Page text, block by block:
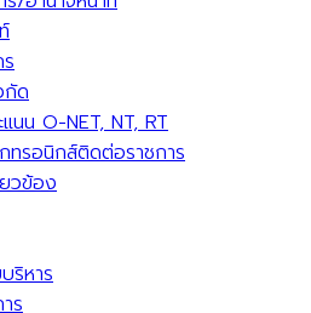
กัด
นน O-NET, NT, RT
ทรอนิกส์ติดต่อราชการ
วข้อง
ริหาร
ร